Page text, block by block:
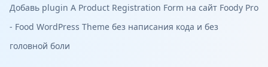
Добавь plugin A Product Registration Form на сайт Foody Pro
- Food WordPress Theme без написания кода и без
головной боли